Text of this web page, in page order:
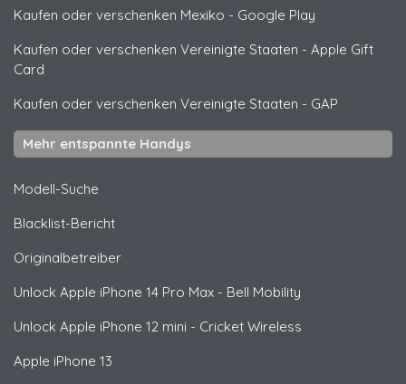
Kaufen oder verschenken Mexiko - Google Play
Kaufen oder verschenken Vereinigte Staaten - Apple Gift
Card
Kaufen oder verschenken Vereinigte Staaten - GAP
Mehr entspannte Handys
Modell-Suche
Blacklist-Bericht
Originalbetreiber
Unlock Apple iPhone 14 Pro Max - Bell Mobility
Unlock Apple iPhone 12 mini - Cricket Wireless
Apple iPhone 13